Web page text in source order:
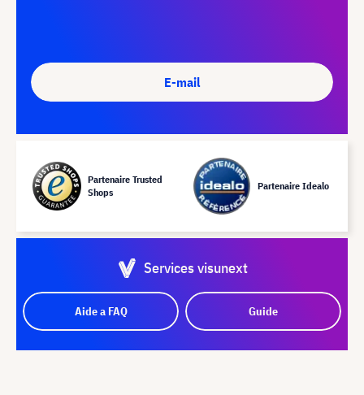
E-mail
Partenaire Trusted
Shops
Partenaire Idealo
Services visunext
Aide a FAQ Guide